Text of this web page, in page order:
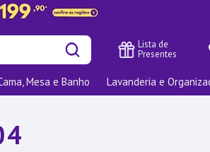
Lista de
Presentes
Mesa e Banho Lavanderia e